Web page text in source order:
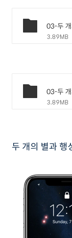
3.89MB
3.89MB
두 개의 별과